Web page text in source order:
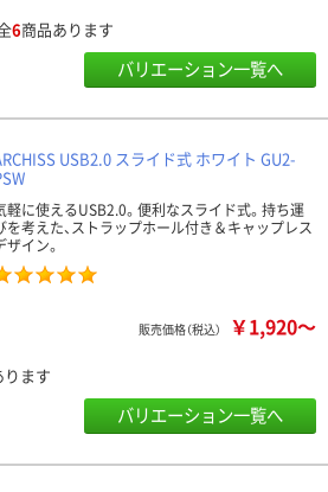
6商品あります
バリエーション一覧へ
USB2.0 スライド式 ホワイト GU2-
軽に使えるUSB2.0。便利なスライド式。持ち運
を考えた、ストラップホール付き＆キャップレス
ザイン。
販売価格（税込） ￥1,920～
ります
バリエーション一覧へ